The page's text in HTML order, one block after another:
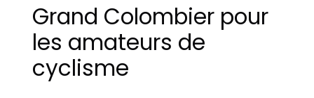
Grand Colombier pour
les amateurs de
cyclisme